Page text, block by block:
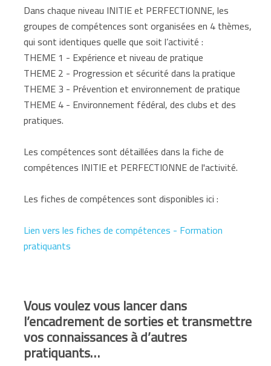
Dans chaque niveau INITIE et PERFECTIONNE, les
groupes de compétences sont organisées en 4 thèmes,
qui sont identiques quelle que soit l’activité :
THEME 1 - Expérience et niveau de pratique
THEME 2 - Progression et sécurité dans la pratique
THEME 3 - Prévention et environnement de pratique
THEME 4 - Environnement fédéral, des clubs et des
pratiques.
Les compétences sont détaillées dans la fiche de
compétences INITIE et PERFECTIONNE de l'activité.
Les fiches de compétences sont disponibles ici :
Lien vers les fiches de compétences - Formation
pratiquants
Vous voulez vous lancer dans
l’encadrement de sorties et transmettre
vos connaissances à d’autres
pratiquants…